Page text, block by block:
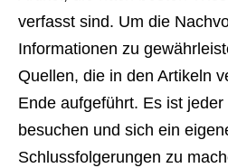
verfasst sind. Um die
Informationen zu
Quellen, die in den Artikeln
Ende aufgeführt. Es ist
besuchen und sich ein
Schlussfolgerungen zu